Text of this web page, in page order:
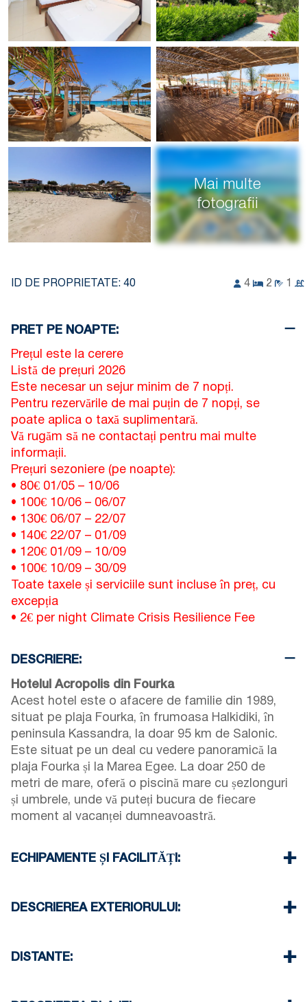
Mai multe
fotografii
ID DE PROPRIETATE: 40 4 2 1
PRET PE NOAPTE:
Prețul este la cerere
Listă de prețuri 2026
Este necesar un sejur minim de 7 nopți.
Pentru rezervările de mai puțin de 7 nopți, se
poate aplica o taxă suplimentară.
Vă rugăm să ne contactați pentru mai multe
informații.
Prețuri sezoniere (pe noapte):
• 80€ 01/05 – 10/06
• 100€ 10/06 – 06/07
• 130€ 06/07 – 22/07
• 140€ 22/07 – 01/09
• 120€ 01/09 – 10/09
• 100€ 10/09 – 30/09
Toate taxele și serviciile sunt incluse în preț, cu
excepția
• 2€ per night Climate Crisis Resilience Fee
DESCRIERE:
Hotelul Acropolis din Fourka
Acest hotel este o afacere de familie din 1989,
situat pe plaja Fourka, în frumoasa Halkidiki, în
peninsula Kassandra, la doar 95 km de Salonic.
Este situat pe un deal cu vedere panoramică la
plaja Fourka și la Marea Egee. La doar 250 de
metri de mare, oferă o piscină mare cu șezlonguri
și umbrele, unde vă puteți bucura de fiecare
moment al vacanței dumneavoastră.
ECHIPAMENTE ȘI FACILITĂȚI:
bucura de micul dejun și cina cu preparate din
Barul de la piscină:
Locul este disponibil pentru organizarea de
DESCRIEREA EXTERIORULUI:
nostru.
comandarea oricăror băuturi sau gustări.
DISTANTE:
Satul Fourka 900 m